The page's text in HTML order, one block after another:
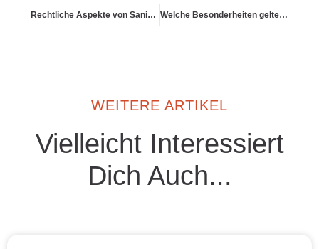
Rechtliche Aspekte von Sanierungen Welche Besonderheiten gelten in Österreich oder der Schweiz?
WEITERE ARTIKEL
Vielleicht Interessiert
Dich Auch...